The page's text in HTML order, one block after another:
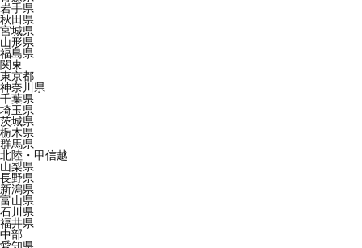
岩手県
秋田県
宮城県
山形県
福島県
関東
東京都
神奈川県
千葉県
埼玉県
茨城県
栃木県
群馬県
北陸・甲信越
山梨県
長野県
新潟県
富山県
石川県
福井県
中部
愛知県